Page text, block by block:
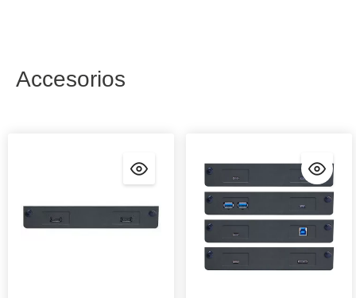
Accesorios